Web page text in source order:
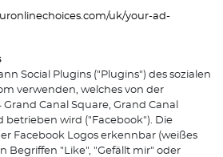
uk/your-ad-
Social Plugins ("Plugins") des sozialen
verwenden, welches von der
Canal Square, Grand Canal
betrieben wird ("Facebook"). Die
Facebook Logos erkennbar (weißes
Begriffen "Like", "Gefällt mir" oder